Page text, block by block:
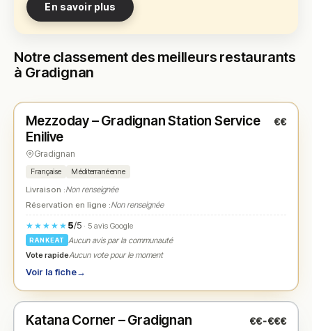
En savoir plus
Notre classement des meilleurs restaurants
à Gradignan
★ N° 1
Mezzoday – Gradignan Station Service
Enilive
€€
Gradignan
Française Méditerranéenne
Livraison :Non renseignée
Réservation en ligne :Non renseignée
★★★★★ 5/5· 5 avis Google
RANKEAT
Aucun avis par la communauté
Vote rapideAucun vote pour le moment
Voir la fiche→
★ N° 2
Katana Corner – Gradignan €€-€€€